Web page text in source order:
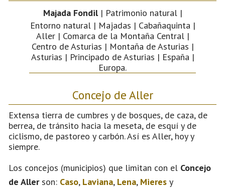
Majada Fondil| Patrimonio natural |
Entorno natural | Majadas | Cabañaquinta |
Aller | Comarca de la Montaña Central |
Centro de Asturias | Montaña de Asturias |
Asturias | Principado de Asturias | España |
Europa.
Concejo de Aller
Extensa tierra de cumbres y de bosques, de caza, de
berrea, de tránsito hacia la meseta, de esquí y de
ciclismo, de pastoreo y carbón. Así es Aller, hoy y
siempre.
Los concejos (municipios) que limitan con el Concejo
de Allerson: Caso, Laviana, Lena, Mieres y